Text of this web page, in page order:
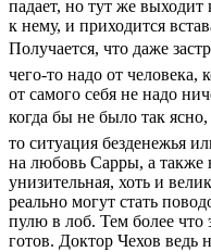
падает, но тут же выходит
к нему, и приходится
Получается, что даже
чего-то надо от человека,
от самого себя не надо
когда бы не было так
то ситуация безденежья
на любовь Сарры, а
унизительная, хоть и
реально могут стать
пулю в лоб. Тем более что
готов. Доктор Чехов ведь